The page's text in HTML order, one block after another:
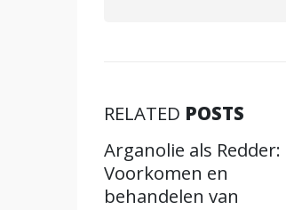
RELATED POSTS
Arganolie als Redder:
Voorkomen en
behandelen van